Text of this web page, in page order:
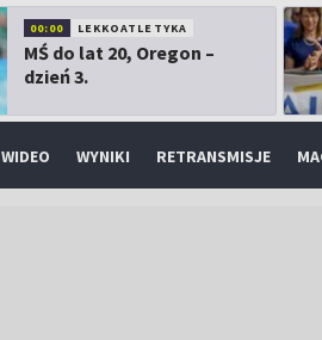
00:00 LEKKOATLETYKA
MŚ do lat 20, Oregon –
dzień 3.
WIDEO WYNIKI RETRANSMISJE